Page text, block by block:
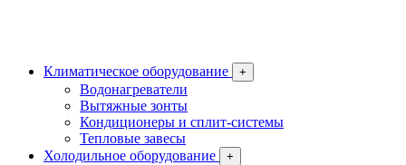
Климатическое оборудование +
Водонагреватели
Вытяжные зонты
Кондиционеры и сплит-системы
Тепловые завесы
Холодильное оборудование
+